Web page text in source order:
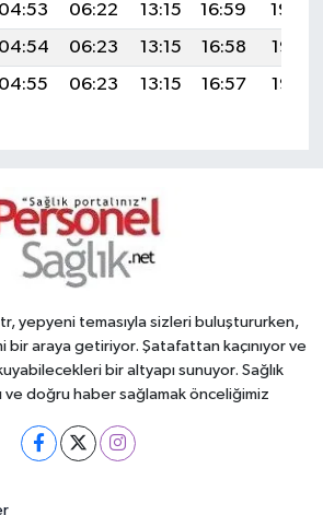
04:53 06:22 13:15 16:59
19:59
04:54 06:23 13:15 16:58
19:58
04:55 06:23 13:15 16:57 19:56
yepyeni temasıyla sizleri buluştururken,
bir araya getiriyor. Şatafattan kaçınıyor ve
bir altyapı sunuyor. Sağlık
ve doğru haber sağlamak önceliğimiz